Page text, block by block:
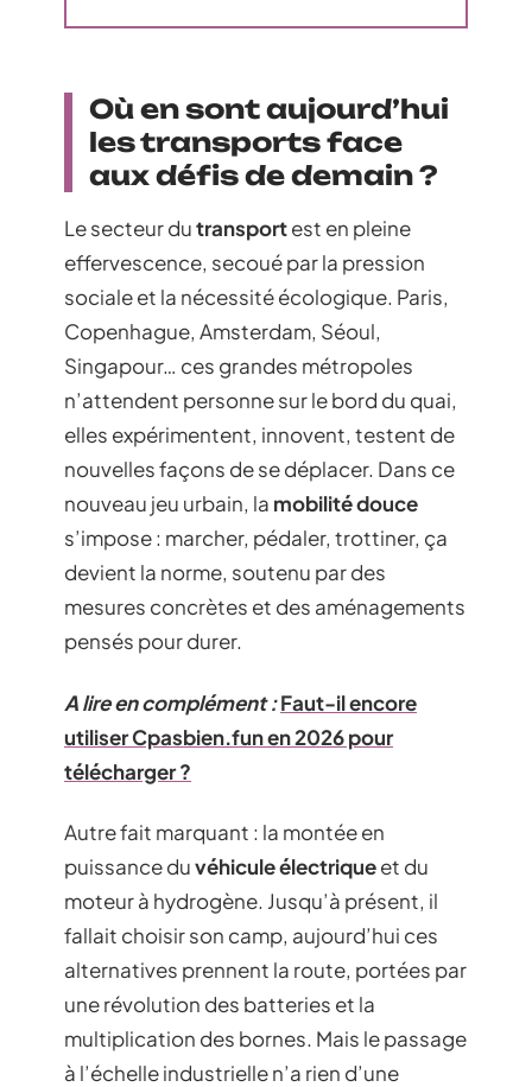
Où en sont aujourd’hui
les transports face
aux défis de demain ?
Le secteur dutransportest en pleine
effervescence, secoué par la pression
sociale et la nécessité écologique. Paris,
Copenhague, Amsterdam, Séoul,
Singapour… ces grandes métropoles
n’attendent personne sur le bord du quai,
elles expérimentent, innovent, testent de
nouvelles façons de se déplacer. Dans ce
nouveau jeu urbain, la mobilité douce
s’impose : marcher, pédaler, trottiner, ça
devient la norme, soutenu par des
mesures concrètes et des aménagements
pensés pour durer.
A lire en complément :Faut-il encore
utiliser Cpasbien.fun en 2026 pour
télécharger ?
Autre fait marquant : la montée en
puissance duvéhicule électriqueet du
moteur à hydrogène. Jusqu’à présent, il
fallait choisir son camp, aujourd’hui ces
alternatives prennent la route, portées par
une révolution des batteries et la
multiplication des bornes. Mais le passage
à l’échelle industrielle n’a rien d’une